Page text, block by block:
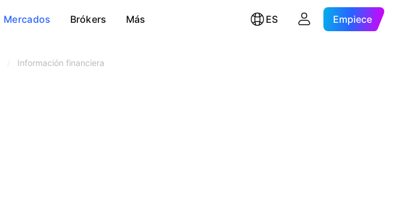
Mercados Brókers Más ES Empiece
Información financiera